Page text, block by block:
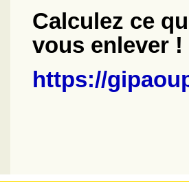
Calculez ce
vous enlever !
https://